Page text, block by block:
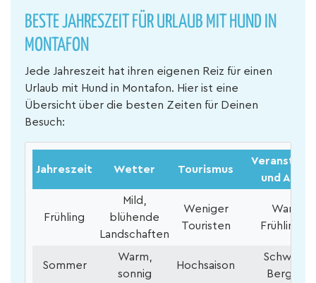
BESTE JAHRESZEIT FÜR URLAUB MIT HUND IN
MONTAFON
Jede Jahreszeit hat ihren eigenen Reiz für einen
Urlaub mit Hund in Montafon. Hier ist eine
Übersicht über die besten Zeiten für Deinen
Besuch:
Jahreszeit Wetter Tourismus
und
Frühling
Mild,
blühende
Landschaften
Weniger
Touristen
Sommer
Warm,
sonnig
Hochsaison